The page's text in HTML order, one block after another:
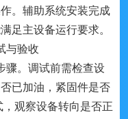
。辅助系统安装完成
足主设备运行要求。
与验收
。调试前需检查设
已加油，紧固件是否
观察设备转向是否正